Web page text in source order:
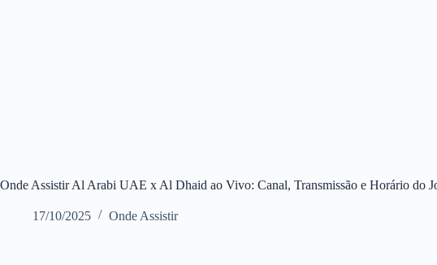
Onde Assistir Al Arabi UAE x Al Dhaid ao Vivo: Canal, Transmissão e Horário do
17/10/2025 Onde Assistir